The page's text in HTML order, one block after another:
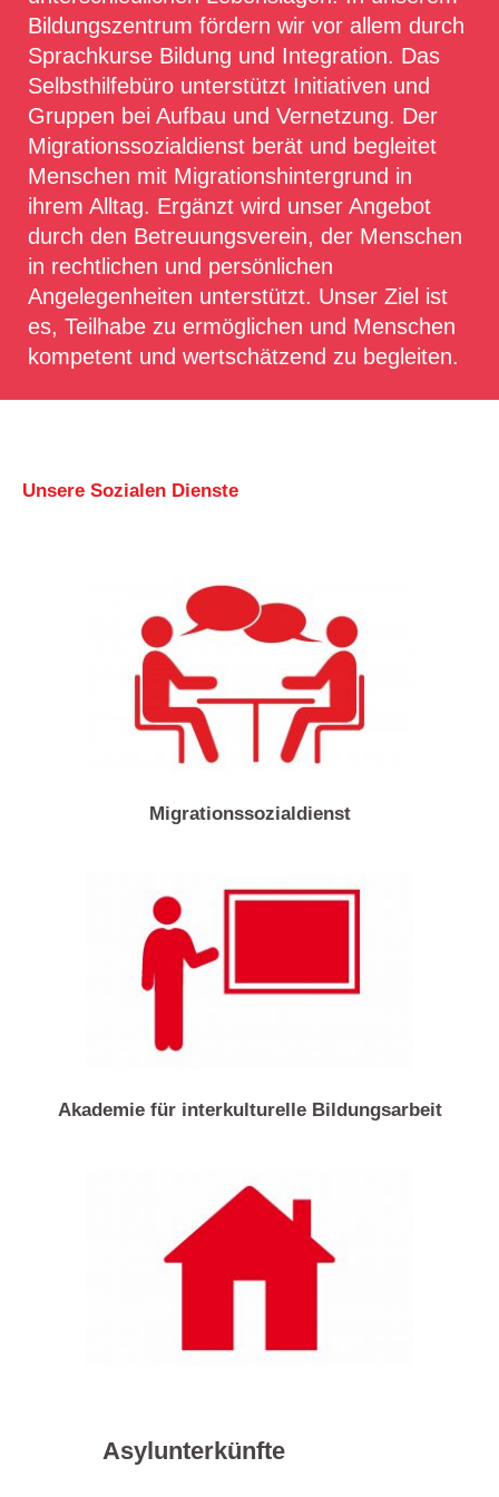
Bildungszentrum fördern wir vor allem durch
Sprachkurse Bildung und Integration. Das
Selbsthilfebüro unterstützt Initiativen und
Gruppen bei Aufbau und Vernetzung. Der
Migrationssozialdienst berät und begleitet
Menschen mit Migrationshintergrund in
ihrem Alltag. Ergänzt wird unser Angebot
durch den Betreuungsverein, der Menschen
in rechtlichen und persönlichen
Angelegenheiten unterstützt. Unser Ziel ist
es, Teilhabe zu ermöglichen und Menschen
kompetent und wertschätzend zu begleiten.
Unsere Sozialen Dienste
Migrationssozialdienst
Akademie für interkulturelle Bildungsarbeit
Asylunterkünfte